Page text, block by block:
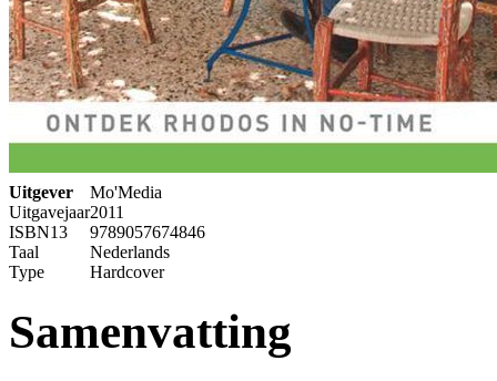
Uitgever
Mo'Media
Uitgavejaar2011
ISBN13
9789057674846
Taal
Nederlands
Type
Hardcover
Samenvatting